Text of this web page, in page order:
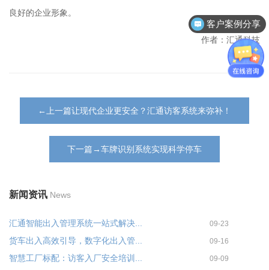
良好的企业形象。
作者：汇通科技
←上一篇让现代企业更安全？汇通访客系统来弥补！
下一篇→车牌识别系统实现科学停车
新闻资讯 News
汇通智能出入管理系统一站式解决... 09-23
货车出入高效引导，数字化出入管... 09-16
智慧工厂标配：访客入厂安全培训... 09-09
客户案例分享